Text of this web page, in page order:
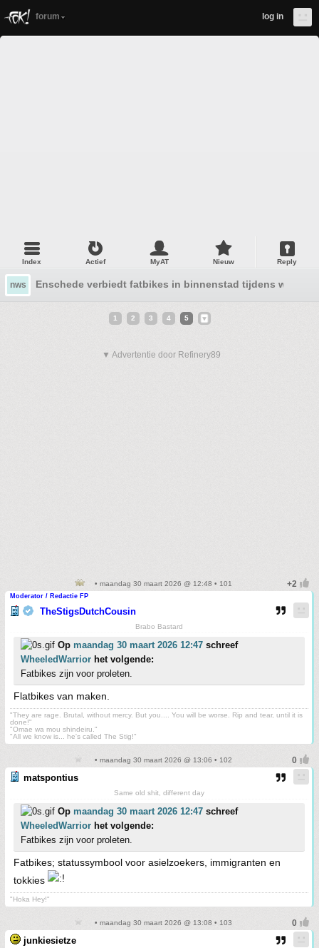
forum log in
Index Actief MyAT Nieuw Reply
nws Enschede verbiedt fatbikes in binnenstad tijdens
1 2 3 4 5
▼ Advertentie door Refinery89
• maandag 30 maart 2026 @ 12:48 • 101
Moderator / Redactie FP
TheStigsDutchCousin
Brabo Bastard
Op maandag 30 maart 2026 12:47 schreef
WheeledWarrior het volgende:
Fatbikes zijn voor proleten.
Flatbikes van maken.
"They are rage. Brutal, without mercy. But you.... You will be worse. Rip and tear, until it is
done!"
"Omae wa mou shindeiru."
"All we know is... he's called The Stig!"
• maandag 30 maart 2026 @ 13:06 • 102
matspontius
Same old shit, different day
Op maandag 30 maart 2026 12:47 schreef
WheeledWarrior het volgende:
Fatbikes zijn voor proleten.
Fatbikes; statussymbool voor asielzoekers, immigranten en
tokkies
"Hoka Hey!"
• maandag 30 maart 2026 @ 13:08 • 103
junkiesietze